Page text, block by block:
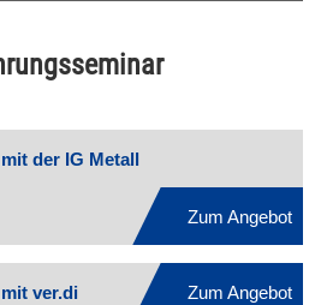
der IG Metall
Zum Angebot
ver.di Zum Angebot